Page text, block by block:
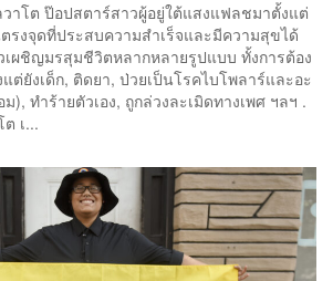
าโต ป๊อปสตาร์สาวผู้อยู่ใต้แสงแฟลชมาตั้งแต่
รงจุดที่ประสบความสำเร็จและมีความสุขได้
ผชิญมรสุมชีวิตหลากหลายรูปแบบ ทั้งการต้อง
ต่ยังเด็ก, ติดยา, ป่วยเป็นโรคไบโพลาร์และอะ
), ทำร้ายตัวเอง, ถูกล่วงละเมิดทางเพศ ฯลฯ .
เ...